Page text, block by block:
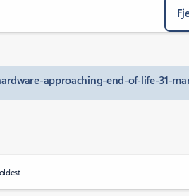
approaching-end-of-life-31-